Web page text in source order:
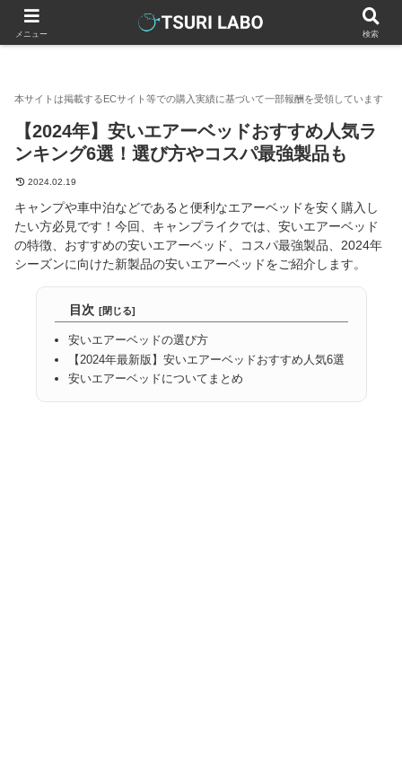
釣りラボマガジン アウトドア寝具 【2024年】安いエアーベッ
【2024年】安いエアーベッドおすすめ人気ラ
ンキング6選！選び方やコスパ最強製品も
2024.02.19
キャンプや車中泊などであると便利なエアーベッドを安く購入し
たい方必見です！今回、キャンプライクでは、安いエアーベッド
の特徴、おすすめの安いエアーベッド、コスパ最強製品、2024年
シーズンに向けた新製品の安いエアーベッドをご紹介します。
目次
安いエアーベッドの選び方
【2024年最新版】安いエアーベッドおすすめ人気6選
安いエアーベッドについてまとめ
メニュー 検索